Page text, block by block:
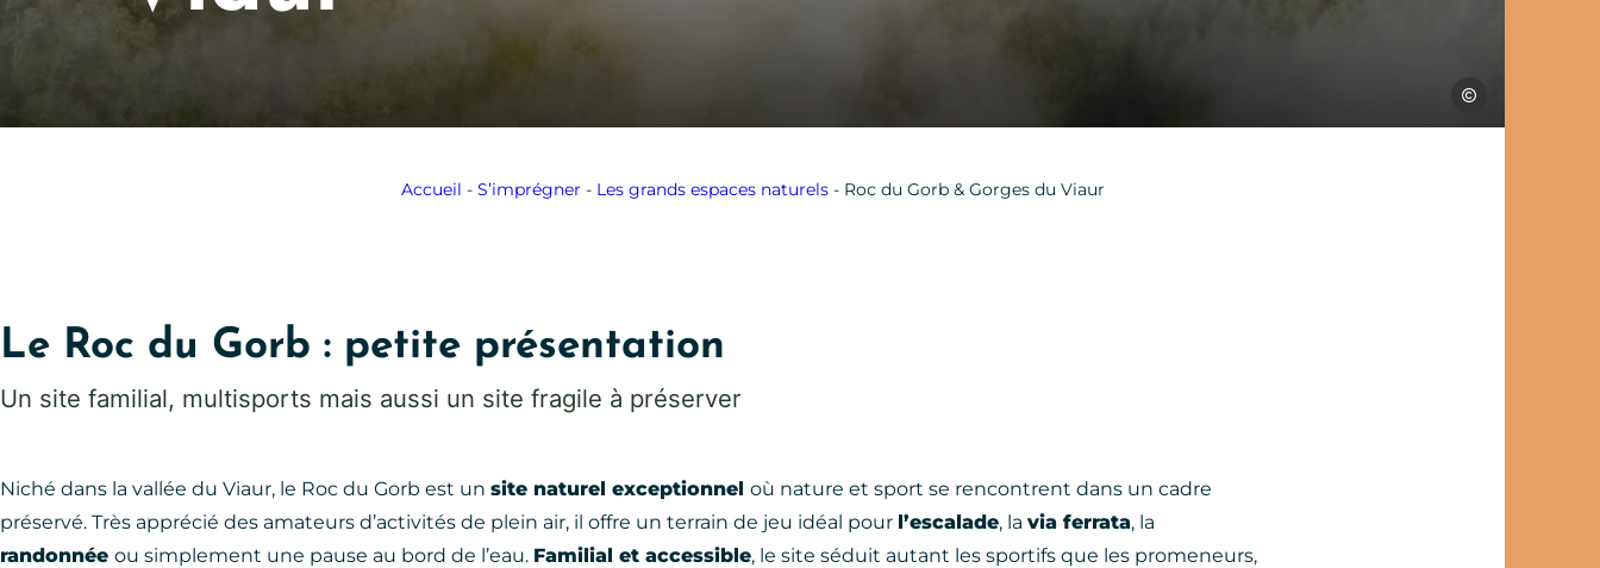
Jules Bloseur -
Accueil - S’imprégner - Les grands espaces naturels- Roc du Gorb & Gorges du Viaur
Un site familial, multisports mais aussi un site fragile à préserver
Le Roc du Gorb : petite présentation
Niché dans la vallée du Viaur, le Roc du Gorb est un site naturel exceptionnel où nature et sport se rencontrent dans un cadre
préservé. Très apprécié des amateurs d’activités de plein air, il offre un terrain de jeu idéal pour l’escalade, la via ferrata, la
randonnée ou simplement une pause au bord de l’eau. Familial et accessible, le site séduit autant les sportifs que les promeneurs,